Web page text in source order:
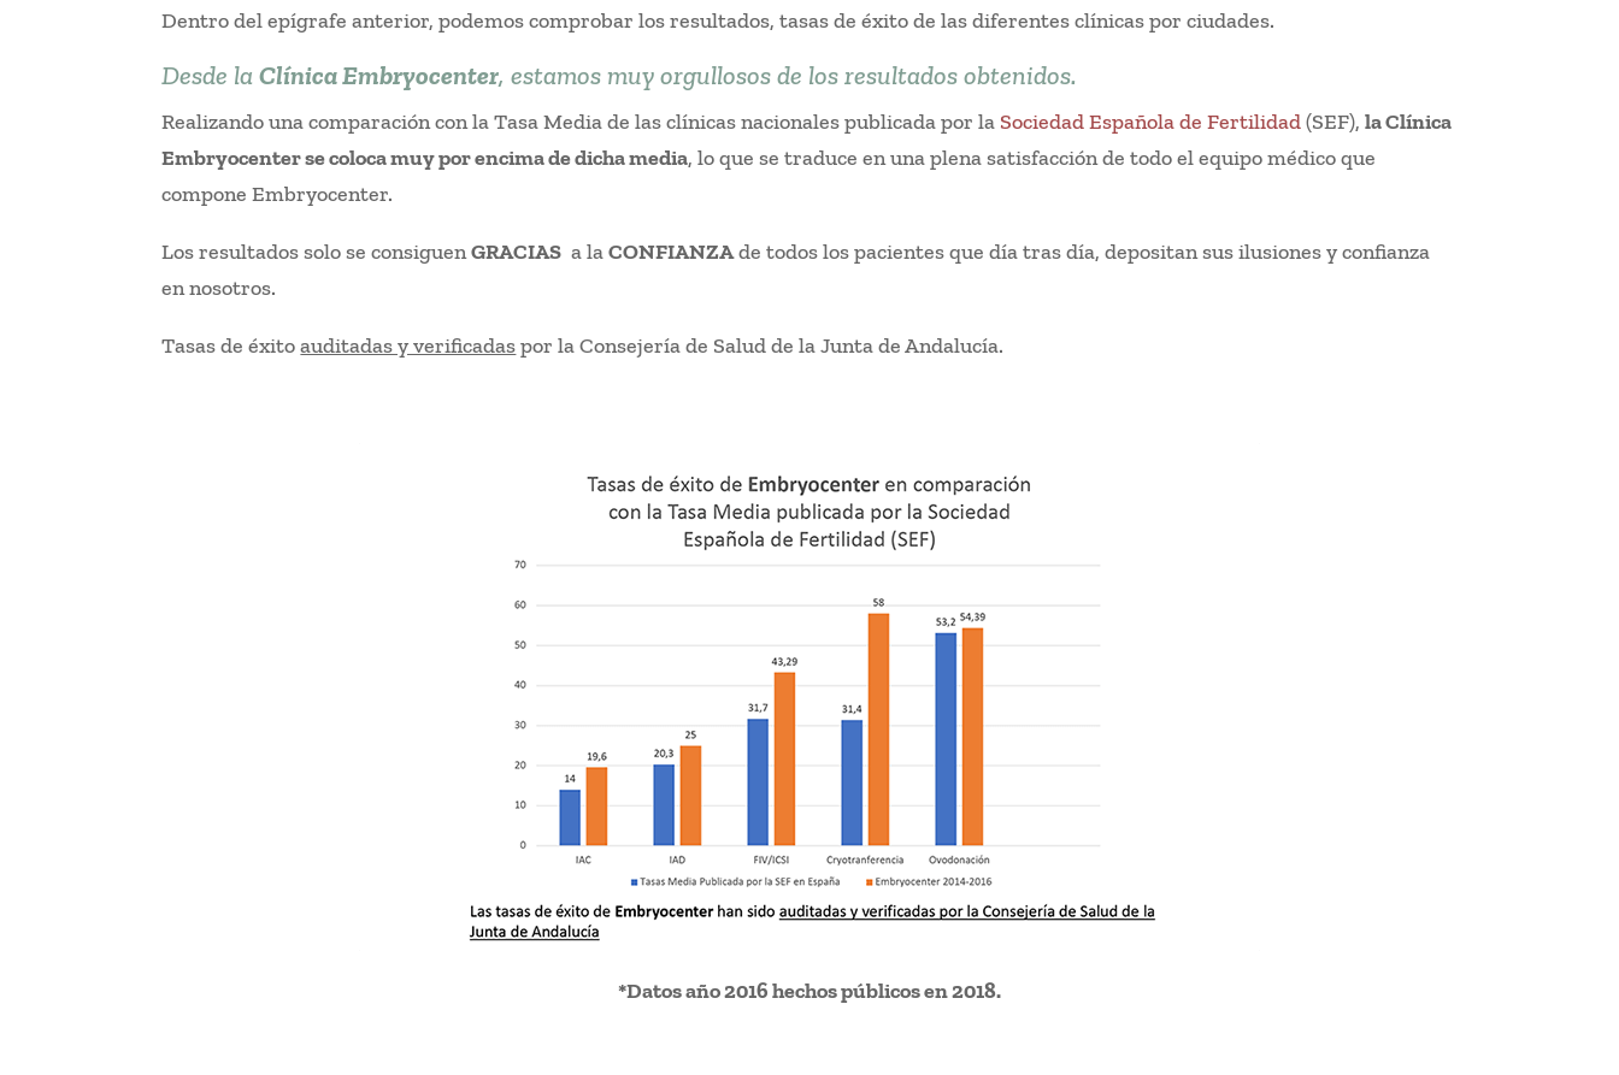
Dentro del epígrafe anterior, podemos comprobar los resultados, tasas de éxito de las diferentes clínicas por ciudades.
Desde laClínica Embryocenter, estamos muy orgullosos de los resultados obtenidos.
Realizando una comparación con la Tasa Media de las clínicas nacionales publicada por la Sociedad Española de Fertilidad(SEF),la Clínica
Embryocenter se coloca muy por encima de dicha media, lo que se traduce en una plena satisfacción de todo el equipo médico que
compone Embryocenter.
Los resultados solo se consiguenGRACIAS a laCONFIANZAde todos los pacientes que día tras día, depositan sus ilusiones y confianza
en nosotros.
Tasas de éxitoauditadas y verificadaspor la Consejería de Salud de la Junta de Andalucía.
*Datos año 2016 hechos públicos en 2018.